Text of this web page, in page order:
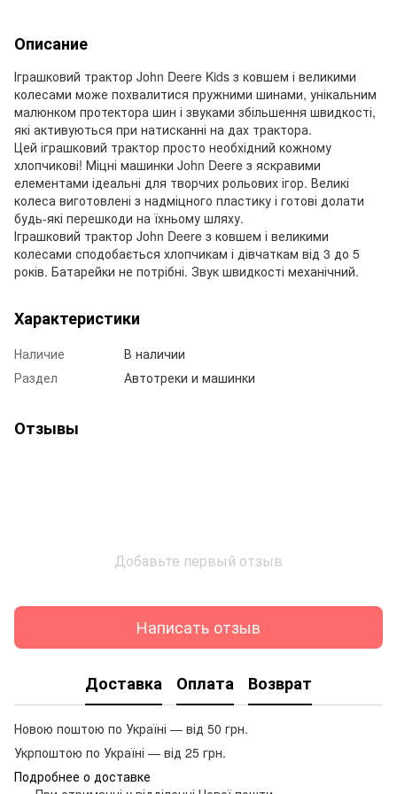
Описание
Іграшковий трактор John Deere Kids з ковшем і великими
колесами може похвалитися пружними шинами, унікальним
малюнком протектора шин і звуками збільшення швидкості,
які активуються при натисканні на дах трактора.
Цей іграшковий трактор просто необхідний кожному
хлопчикові! Міцні машинки John Deere з яскравими
елементами ідеальні для творчих рольових ігор. Великі
колеса виготовлені з надміцного пластику і готові долати
будь-які перешкоди на їхньому шляху.
Іграшковий трактор John Deere з ковшем і великими
колесами сподобається хлопчикам і дівчаткам від 3 до 5
років. Батарейки не потрібні. Звук швидкості механічний.
Характеристики
Наличие
В наличии
Раздел
Автотреки и машинки
Отзывы
Добавьте первый отзыв
Написать отзыв
Доставка Оплата Возврат
Новою поштою по Україні — від 50 грн.
Укрпоштою по Україні — від 25 грн.
Подробнее о доставке